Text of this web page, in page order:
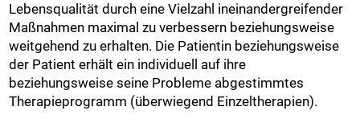
Lebensqualität durch eine Vielzahl ineinandergreifender
Maßnahmen maximal zu verbessern beziehungsweise
weitgehend zu erhalten. Die Patientin beziehungsweise
der Patient erhält ein individuell auf ihre
beziehungsweise seine Probleme abgestimmtes
Therapieprogramm (überwiegend Einzeltherapien).